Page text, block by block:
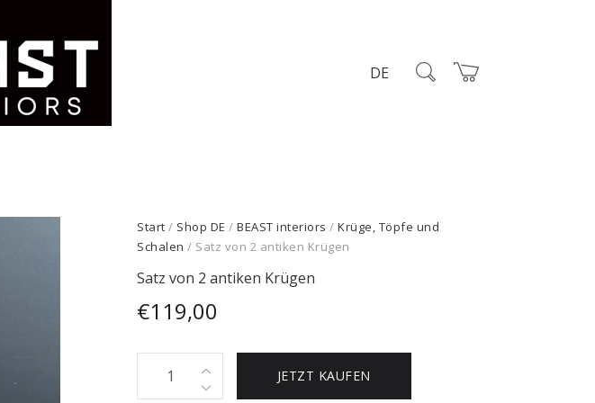
DE
Start / Shop DE /BEAST interiors /Krüge, Töpfe und
Schalen / Satz von 2 antiken Krügen
Satz von 2 antiken Krügen
€119,00
JETZT KAUFEN